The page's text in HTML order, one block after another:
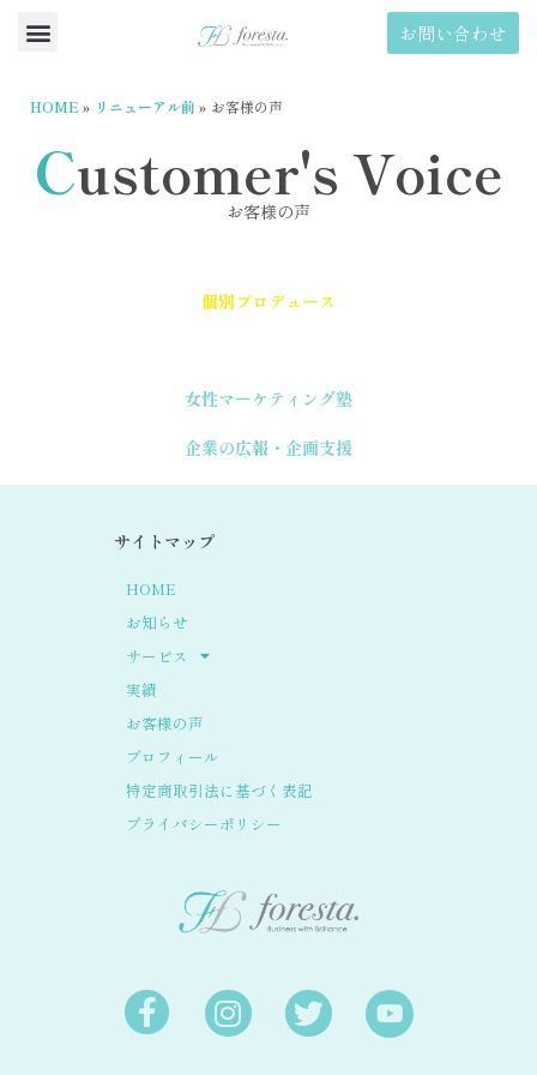
お問い合わせ
HOME» リニューアル前 » お客様の声
Customer's Voice
お客様の声
個別プロデュース
女性マーケティング塾
企業の広報・企画支援
サイトマップ
HOME
お知らせ
サービス
実績
お客様の声
プロフィール
特定商取引法に基づく表記
プライバシーポリシー